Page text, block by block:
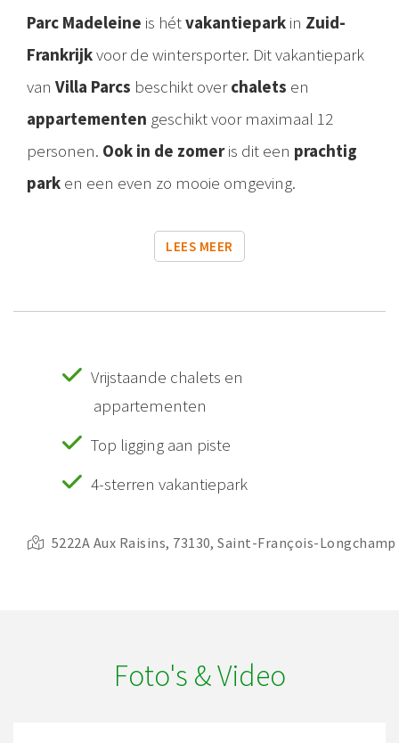
Parc Madeleine is hétvakantiepark in Zuid-
Frankrijkvoor de wintersporter. Dit vakantiepark
van Villa Parcs beschikt overchalets en
appartementen geschikt voor maximaal 12
personen. Ook in de zomeris dit een prachtig
park en een even zo mooie omgeving.
LEES MEER
Vrijstaande chalets en
appartementen
Top ligging aan piste
4-sterren vakantiepark
5222A Aux Raisins, 73130, Saint-François-Longchamp
Foto's & Video